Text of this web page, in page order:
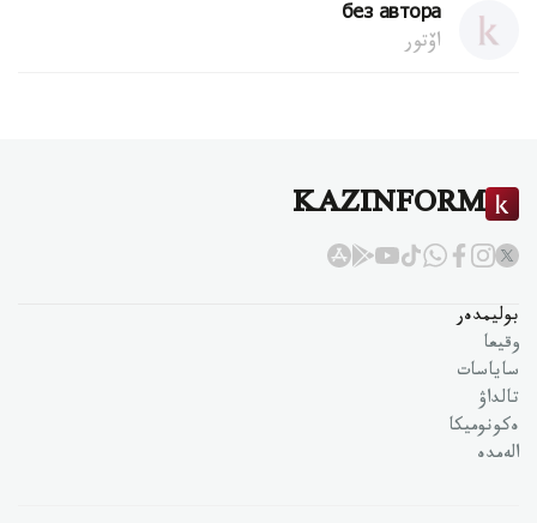
без автора
اۆتور
KAZINFORM
بوليمدەر
وقيعا
ساياسات
تالداۋ
ەكونوميكا
الەمدە